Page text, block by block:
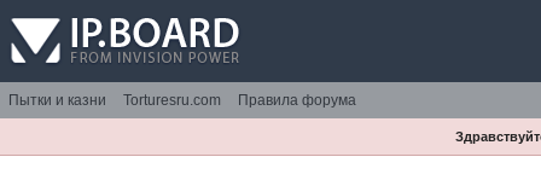
Пытки и казни Torturesru.com Правила форума